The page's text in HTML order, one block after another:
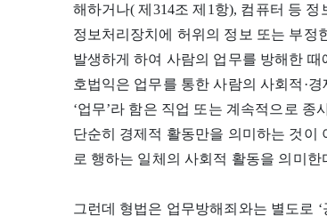
해하거나( 제314조 제1항), 컴퓨터 등
정보처리장치에 허위의 정보 또는 부정
발생하게 하여 사람의 업무를 방해한
호법익은 업무를 통한 사람의 사회적·
‘업무’라 함은 직업 또는 계속적으로 종
단순히 경제적 활동만을 의미하는 것이
로 행하는 일체의 사회적 활동을 의미한
그런데 형법은 업무방해죄와는 별도로